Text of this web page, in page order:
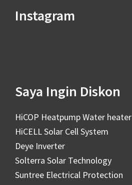
Instagram
Saya Ingin Diskon
HiCOP Heatpump Water heater
HiCELL Solar Cell System
Deye Inverter
Solterra Solar Technology
Suntree Electrical Protection